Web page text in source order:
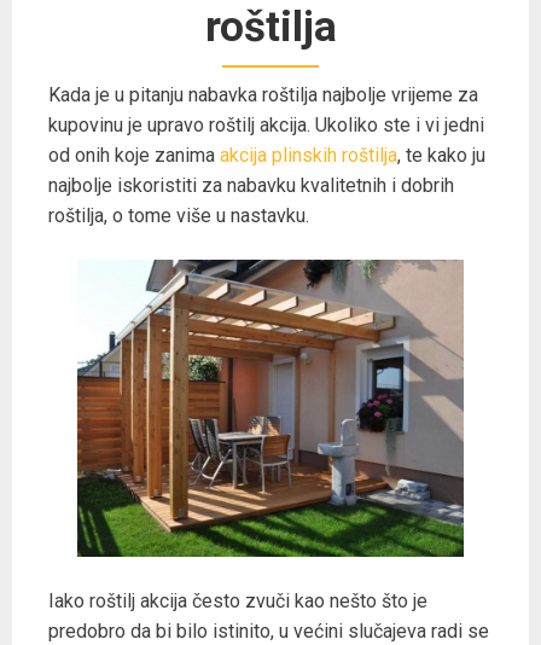
roštilja
Kada je u pitanju nabavka roštilja najbolje vrijeme za
kupovinu je upravo roštilj akcija. Ukoliko ste i vi jedni
od onih koje zanima akcija plinskih roštilja, te kako ju
najbolje iskoristiti za nabavku kvalitetnih i dobrih
roštilja, o tome više u nastavku.
Iako roštilj akcija često zvuči kao nešto što je
predobro da bi bilo istinito, u većini slučajeva radi se